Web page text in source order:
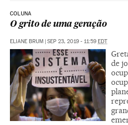
COLUNA
O grito de uma geração
ELIANE BRUM | SEP 23, 2019 - 11:59 EDT
de